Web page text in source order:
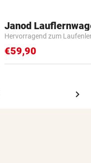
Janod
Hervorragend zum
€59,90
chevron_right